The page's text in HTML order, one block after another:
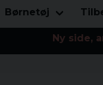
Børnetøj
Ny side,